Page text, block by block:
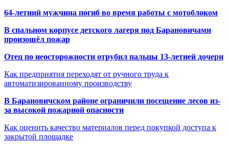
64-летний мужчина погиб во время работы с мотоблоком
В спальном корпусе детского лагеря под Барановичами
произошёл пожар
Отец по неосторожности отрубил пальцы 13-летней дочери
Как предприятия переходят от ручного труда к
автоматизированному производству
В Барановичском районе ограничили посещение лесов из-
за высокой пожарной опасности
Как оценить качество материалов перед покупкой доступа к
закрытой площадке